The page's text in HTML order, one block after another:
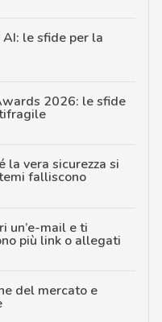
le sfide per la
2026: le sfide
la vera sicurezza si
falliscono
un’e-mail e ti
più link o allegati
del mercato e